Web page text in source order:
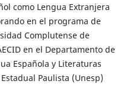
como Lengua Extranjera
en el programa de
Complutense de
en el Departamento de
Española y Literaturas
Paulista (Unesp)